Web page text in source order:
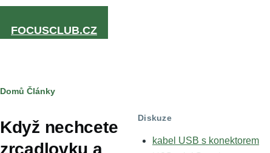
Přejít k hlavnímu obsahu
FOCUSCLUB.CZ
Drobečková
navigace
Domů Články
Když nechcete
zrcadlovku a
Diskuze
kabel USB s konektorem